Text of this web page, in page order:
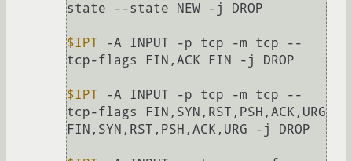
state --state NEW -j DROP
$IPT -A INPUT -p tcp -m tcp --
tcp-flags FIN,ACK FIN -j DROP
$IPT -A INPUT -p tcp -m tcp --
tcp-flags FIN,SYN,RST,PSH,ACK,URG
FIN,SYN,RST,PSH,ACK,URG -j DROP